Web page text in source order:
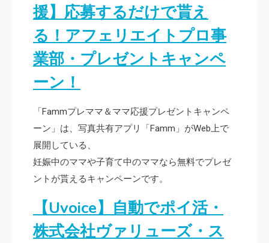
援】応募するだけで貰え
る！アフェリエイトプロ事
業部・プレゼントキャンペ
ーン！
「Fammプレママ＆ママ応援プレゼントキャンペ
ーン」は、写真共有アプリ「Famm」がWeb上で
展開している、
妊娠中のママや子育て中のママなら無料でプレゼ
ントが貰えるキャンペーンです。
【Uvoice】自動でポイ活・
株式会社ヴァリューズ・ス